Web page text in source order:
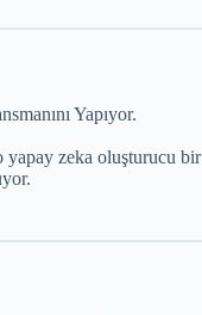
Yapıyor.
zeka oluşturucu